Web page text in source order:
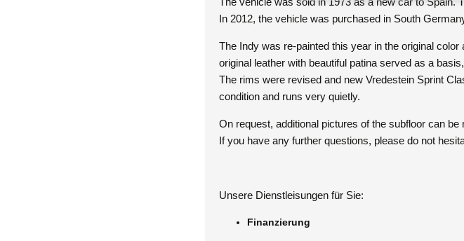
In 2012, the vehicle was purchased in South
The Indy was re-painted this year in the original
original leather with beautiful patina served as a
The rims were revised and new Vredestein Sprint
condition and runs very quietly.
On request, additional pictures of the subfloor can be
If you have any further questions, please do not
Unsere Dienstleisungen für Sie:
Finanzierung